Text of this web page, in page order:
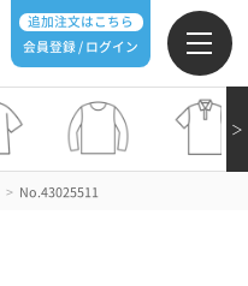
追加注文はこちら
会員登録 / ログイン
＞
> No.43025511